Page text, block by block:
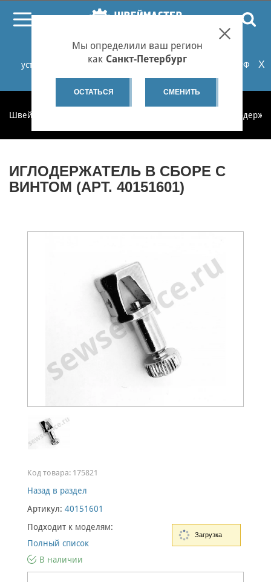
При проблемах с онлайн-оплатой заказов на сайте
установите российские сертификаты НУЦ Минцифры РФ
или используйте Яндекс.Браузер.Подробнее...
X
Мы определили ваш регион
как Санкт-Петербург
ОСТАТЬСЯ СМЕНИТЬ
Швеймастер
ИГЛОДЕРЖАТЕЛЬ В СБОРЕ С
ВИНТОМ (АРТ. 40151601)
Код товара: 175821
Назад в раздел
Артикул: 40151601
Подходит к моделям:
Полный список
В наличии
Загрузка